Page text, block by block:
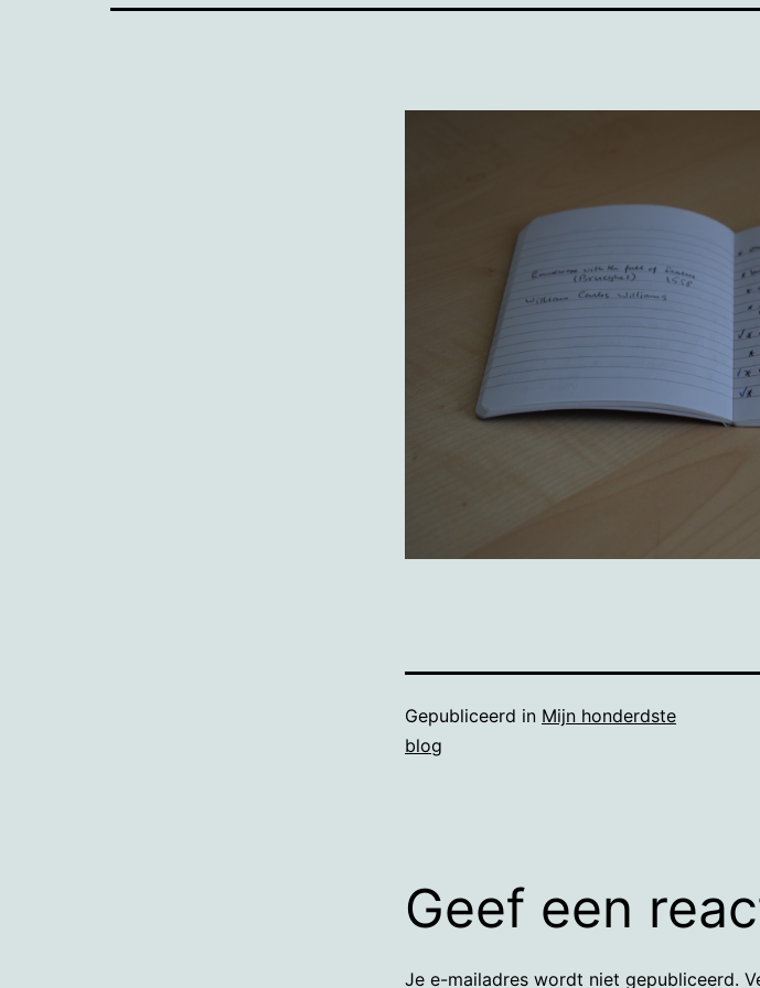
Gepubliceerd in Mijn honderdste
blog
Geef een
Je e-mailadres wordt niet gepubliceerd.